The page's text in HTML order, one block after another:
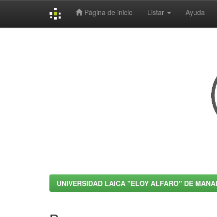
Página de inicio Listar Ayuda
UNIVERSIDAD LAICA "ELOY ALFARO" DE